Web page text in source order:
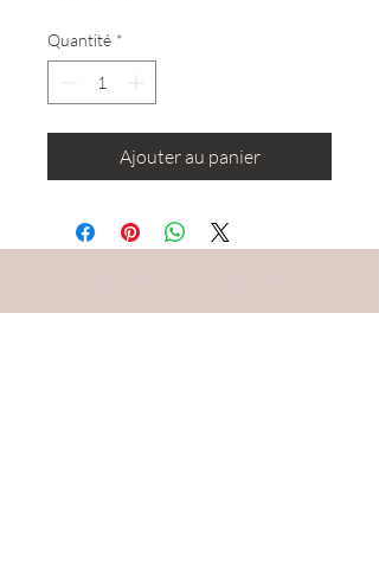
Quantité *
Ajouter au panier